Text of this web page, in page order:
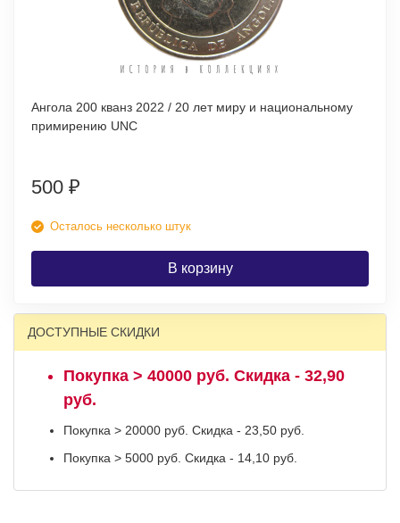
Ангола 200 кванз 2022 / 20 лет миру и национальному
примирению UNC
500 ₽
Осталось несколько штук
В корзину
ДОСТУПНЫЕ СКИДКИ
Покупка > 40000 руб. Скидка - 32,90
руб.
Покупка > 20000 руб. Скидка - 23,50 руб.
Покупка > 5000 руб. Скидка - 14,10 руб.